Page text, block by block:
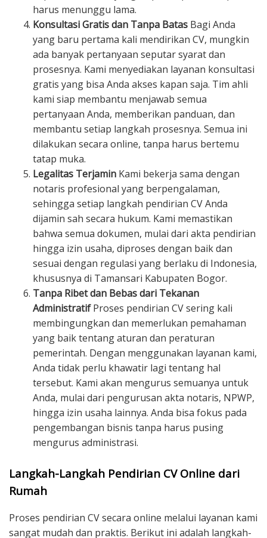
harus menunggu lama.
Konsultasi Gratis dan Tanpa Batas Bagi Anda
yang baru pertama kali mendirikan CV, mungkin
ada banyak pertanyaan seputar syarat dan
prosesnya. Kami menyediakan layanan konsultasi
gratis yang bisa Anda akses kapan saja. Tim ahli
kami siap membantu menjawab semua
pertanyaan Anda, memberikan panduan, dan
membantu setiap langkah prosesnya. Semua ini
dilakukan secara online, tanpa harus bertemu
tatap muka.
Legalitas Terjamin Kami bekerja sama dengan
notaris profesional yang berpengalaman,
sehingga setiap langkah pendirian CV Anda
dijamin sah secara hukum. Kami memastikan
bahwa semua dokumen, mulai dari akta pendirian
hingga izin usaha, diproses dengan baik dan
sesuai dengan regulasi yang berlaku di Indonesia,
khususnya di Tamansari Kabupaten Bogor.
Tanpa Ribet dan Bebas dari Tekanan
AdministratifProses pendirian CV sering kali
membingungkan dan memerlukan pemahaman
yang baik tentang aturan dan peraturan
pemerintah. Dengan menggunakan layanan kami,
Anda tidak perlu khawatir lagi tentang hal
tersebut. Kami akan mengurus semuanya untuk
Anda, mulai dari pengurusan akta notaris, NPWP,
hingga izin usaha lainnya. Anda bisa fokus pada
pengembangan bisnis tanpa harus pusing
mengurus administrasi.
Langkah-Langkah Pendirian CV Online dari
Rumah
Proses pendirian CV secara online melalui layanan kami
sangat mudah dan praktis. Berikut ini adalah langkah-